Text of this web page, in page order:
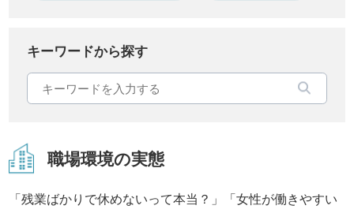
キーワードから探す
職場環境の実態
「残業ばかりで休めないって本当？」「女性が働きやすい